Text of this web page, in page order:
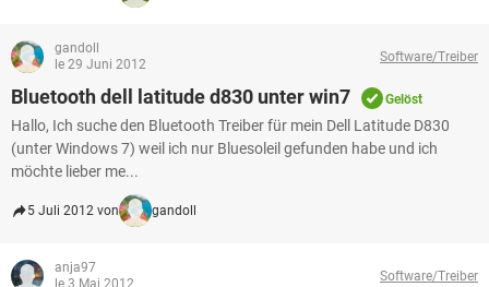
gandoll
le 29 Juni 2012
Software/Treiber
Bluetooth dell latitude d830 unter win7 Gelöst
Hallo, Ich suche den Bluetooth Treiber für mein Dell Latitude D830
(unter Windows 7) weil ich nur Bluesoleil gefunden habe und ich
möchte lieber me...
5 Juli 2012 von gandoll
anja97
le 3 Mai 2012
Software/Treiber